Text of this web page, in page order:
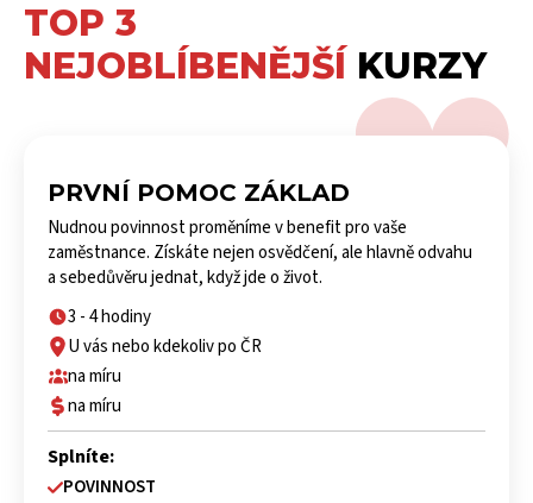
TOP 3
NEJOBLÍBENĚJŠÍ KURZY
PRVNÍ POMOC ZÁKLAD
Nudnou povinnost proměníme v benefit pro vaše
zaměstnance. Získáte nejen osvědčení, ale hlavně odvahu
a sebedůvěru jednat, když jde o život.
3 - 4 hodiny
U vás nebo kdekoliv po ČR
na míru
na míru
Splníte:
POVINNOST